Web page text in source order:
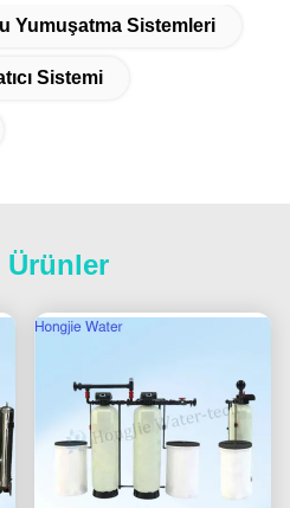
Yumuşatma Sistemleri
Sistemi